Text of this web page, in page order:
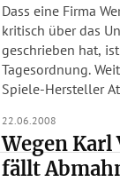
Dass eine Firma
kritisch über das
geschrieben hat,
Tagesordnung. Weitaus dreister ist der folgende Fall: Der
Spiele-Hersteller
22.06.2008
Wegen
fällt